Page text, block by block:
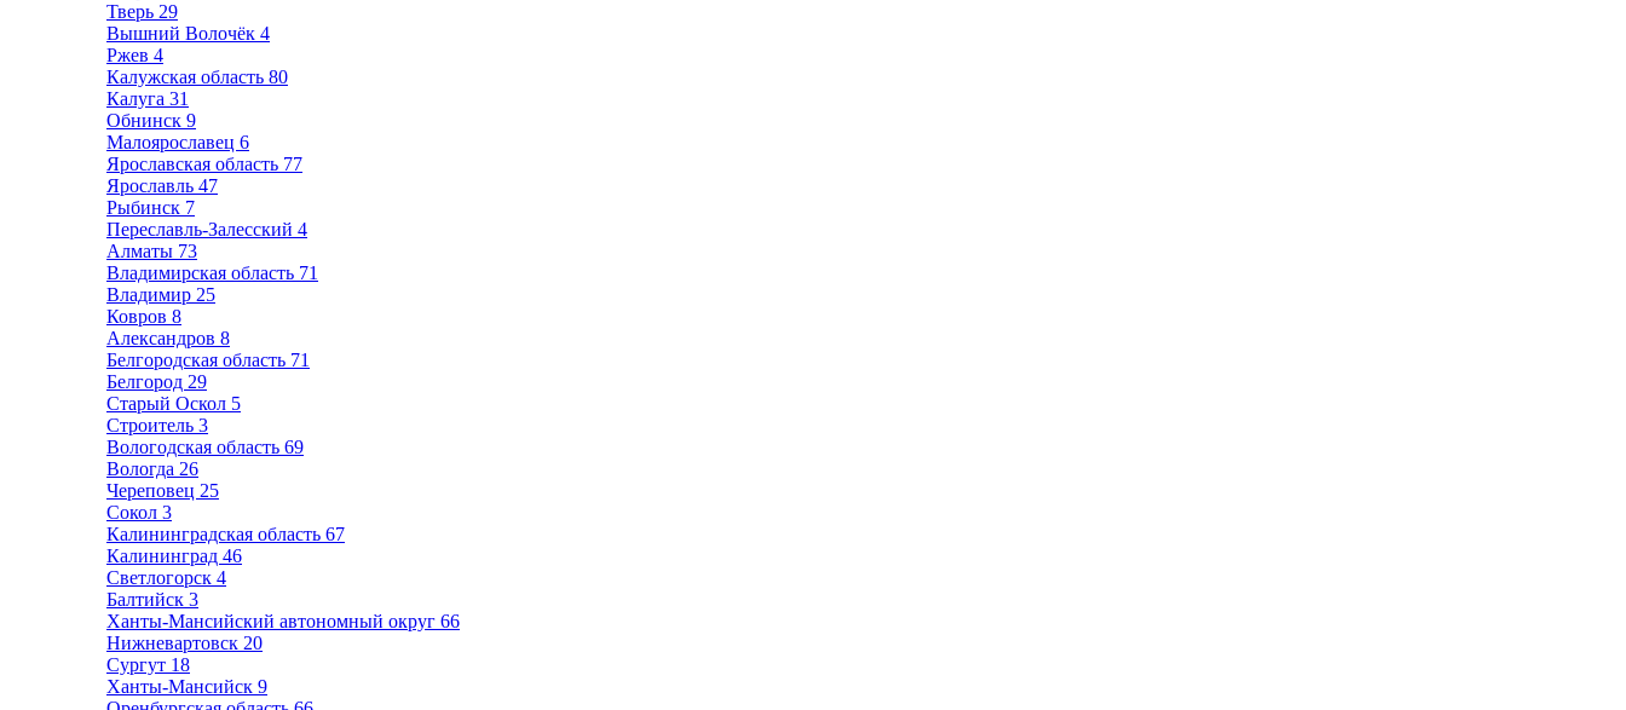
Тверь 29
Вышний Волочёк 4
Ржев 4
Калужская область 80
Калуга 31
Обнинск 9
Малоярославец 6
Ярославская область 77
Ярославль 47
Рыбинск 7
Переславль-Залесский 4
Алматы 73
Владимирская область 71
Владимир 25
Ковров 8
Александров 8
Белгородская область 71
Белгород 29
Старый Оскол 5
Строитель 3
Вологодская область 69
Вологда 26
Череповец 25
Сокол 3
Калининградская область 67
Калининград 46
Светлогорск 4
Балтийск 3
Ханты-Мансийский автономный округ 66
Нижневартовск 20
Сургут 18
Ханты-Мансийск 9